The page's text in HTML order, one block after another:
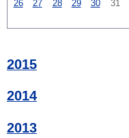
26
27 28 29 30 31
2015
2014
2013